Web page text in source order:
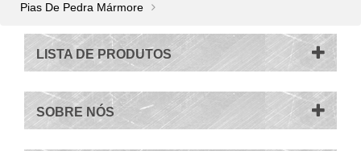
Pias De Pedra Mármore
LISTA DE PRODUTOS
SOBRE NÓS